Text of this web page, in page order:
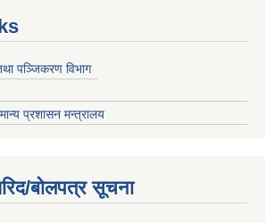
पञ्जिकरण विभाग
प्रशासन मन्त्रालय
बोलपत्र सूचना